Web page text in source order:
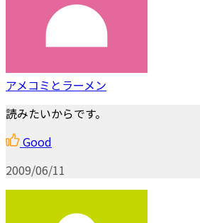
アメコミとラーメン
読みたいからです。
Good
2009/06/11